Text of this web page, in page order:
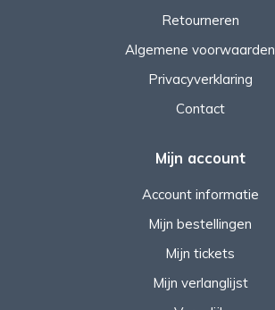
Retourneren
Algemene voorwaarden
Privacyverklaring
Contact
Mijn account
Account informatie
Mijn bestellingen
Mijn tickets
Mijn verlanglijst